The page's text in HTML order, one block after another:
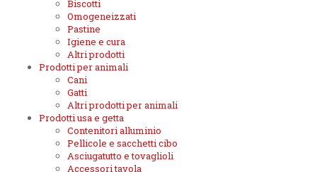
Biscotti
Omogeneizzati
Pastine
Igiene e cura
Altri prodotti
Prodotti per animali
Cani
Gatti
Altri prodotti per animali
Prodotti usa e getta
Contenitori alluminio
Pellicole e sacchetti cibo
Asciugatutto e tovaglioli
Accessori tavola